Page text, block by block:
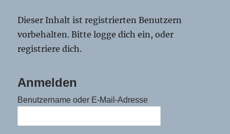
Dieser Inhalt ist registrierten Benutzern
vorbehalten. Bitte logge dich ein, oder
registriere dich.
Anmelden
Benutzername oder E-Mail-Adresse